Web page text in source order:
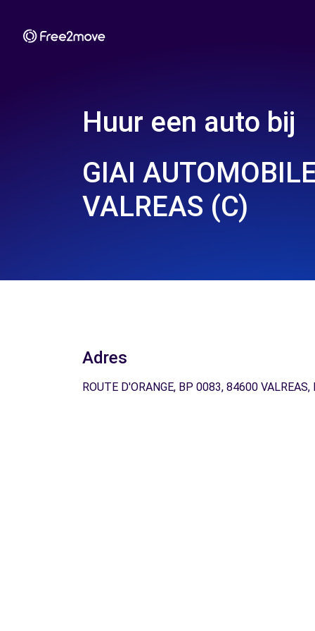
Huur een auto bij
GIAI
VALREAS (C)
Adres
ROUTE D'ORANGE, BP 0083, 84600 VALREAS,